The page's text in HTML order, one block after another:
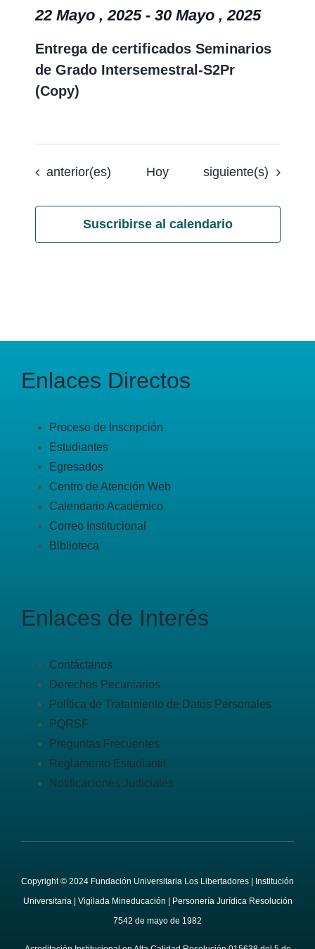
Entrega de certificados Seminarios
de Grado Intersemestral-S2Pr
(Copy)
22 Mayo , 2025- 30 Mayo , 2025
Eventos
anterior(es) Hoy Eventos
siguiente(s)
Suscribirse al calendario
Enlaces Directos
Proceso de Inscripción
Estudiantes
Egresados
Centro de Atención Web
Calendario Académico
Correo Institucional
Biblioteca
Enlaces de Interés
Contáctanos
Derechos Pecuniarios
Política de Tratamiento de Datos Personales
PQRSF
Preguntas Frecuentes
Reglamento Estudiantil
Notificaciones Judiciales
Copyright © 2024 Fundación Universitaria Los Libertadores | Institución
Universitaria | Vigilada Mineducación | Personería Jurídica Resolución
7542 de mayo de 1982